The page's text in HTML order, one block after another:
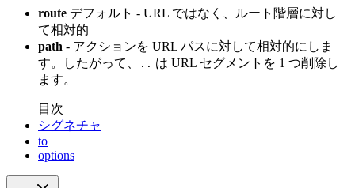
route デフォルト - URL ではなく、ルート階層に対し
て相対的
path - アクションを URL パスに対して相対的にしま
す。したがって、
.. は URL セグメントを 1 つ削除し
ます。
目次
シグネチャ
to
options